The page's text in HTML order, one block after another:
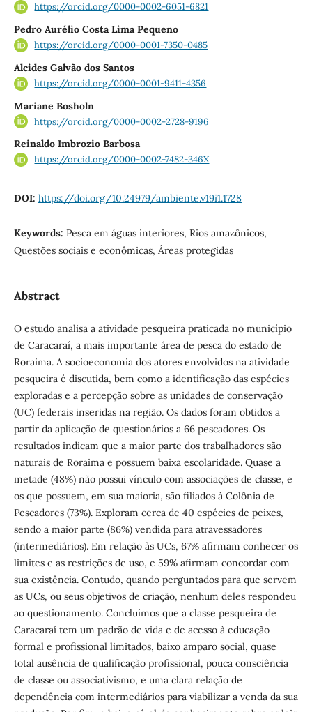
https://orcid.org/0000-0002-6051-6821
Pedro Aurélio Costa Lima Pequeno
https://orcid.org/0000-0001-7350-0485
Alcides Galvão dos Santos
https://orcid.org/0000-0001-9411-4356
Mariane Bosholn
https://orcid.org/0000-0002-2728-9196
Reinaldo Imbrozio Barbosa
https://orcid.org/0000-0002-7482-346X
DOI: https://doi.org/10.24979/ambiente.v19i1.1728
Keywords: Pesca em águas interiores, Rios amazônicos,
Questões sociais e econômicas, Áreas protegidas
Abstract
O estudo analisa a atividade pesqueira praticada no município
de Caracaraí, a mais importante área de pesca do estado de
Roraima. A socioeconomia dos atores envolvidos na atividade
pesqueira é discutida, bem como a identificação das espécies
exploradas e a percepção sobre as unidades de conservação
(UC) federais inseridas na região. Os dados foram obtidos a
partir da aplicação de questionários a 66 pescadores. Os
resultados indicam que a maior parte dos trabalhadores são
naturais de Roraima e possuem baixa escolaridade. Quase a
metade (48%) não possui vínculo com associações de classe, e
os que possuem, em sua maioria, são filiados à Colônia de
Pescadores (73%). Exploram cerca de 40 espécies de peixes,
sendo a maior parte (86%) vendida para atravessadores
(intermediários). Em relação às UCs, 67% afirmam conhecer os
limites e as restrições de uso, e 59% afirmam concordar com
sua existência. Contudo, quando perguntados para que servem
as UCs, ou seus objetivos de criação, nenhum deles respondeu
ao questionamento. Concluímos que a classe pesqueira de
Caracaraí tem um padrão de vida e de acesso à educação
formal e profissional limitados, baixo amparo social, quase
total ausência de qualificação profissional, pouca consciência
de classe ou associativismo, e uma clara relação de
dependência com intermediários para viabilizar a venda da sua